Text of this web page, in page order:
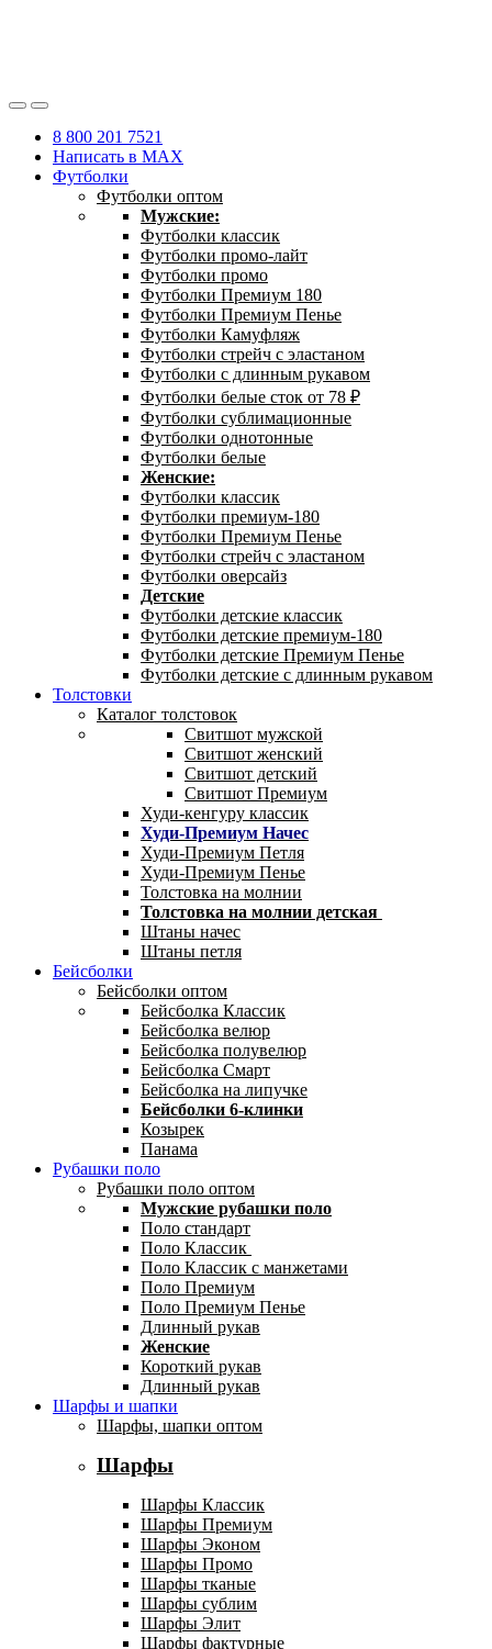
8 800 201 7521
Написать в MAX
Футболки
Футболки оптом
Мужские:
Футболки классик
Футболки промо-лайт
Футболки промо
Футболки Премиум 180
Футболки Премиум Пенье
Футболки Камуфляж
Футболки стрейч с эластаном
Футболки с длинным рукавом
Футболки белые сток от 78 ₽
Футболки сублимационные
Футболки однотонные
Футболки белые
Женские:
Футболки классик
Футболки премиум-180
Футболки Премиум Пенье
Футболки стрейч с эластаном
Футболки оверсайз
Детские
Футболки детские классик
Футболки детские премиум-180
Футболки детские Премиум Пенье
Футболки детские с длинным рукавом
Толстовки
Каталог толстовок
Свитшот мужской
Свитшот женский
Свитшот детский
Свитшот Премиум
Худи-кенгуру классик
Худи-Премиум Начес
Худи-Премиум Петля
Худи-Премиум Пенье
Толстовка на молнии
Толстовка на молнии детская
Штаны начес
Штаны петля
Бейсболки
Бейсболки оптом
Бейсболка Классик
Бейсболка велюр
Бейсболка полувелюр
Бейсболка Смарт
Бейсболка на липучке
Бейсболки 6-клинки
Козырек
Панама
Рубашки поло
Рубашки поло оптом
Мужские рубашки поло
Поло стандарт
Поло Классик
Поло Классик с манжетами
Поло Премиум
Поло Премиум Пенье
Длинный рукав
Женские
Короткий рукав
Длинный рукав
Шарфы и шапки
Шарфы, шапки оптом
Шарфы
Шарфы Классик
Шарфы Премиум
Шарфы Эконом
Шарфы Промо
Шарфы тканые
Шарфы сублим
Шарфы Элит
Шарфы фактурные